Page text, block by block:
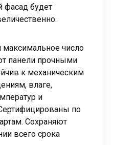
фасад будет
максимальное число
панели прочными
к механическим
влаге,
и
по
Сохраняют
всего срока